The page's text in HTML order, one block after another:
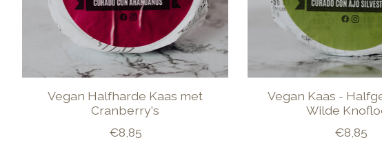
Vegan Halfharde Kaas met
Cranberry's
€8,85
Vegan Kaas -
Wilde
€8,85